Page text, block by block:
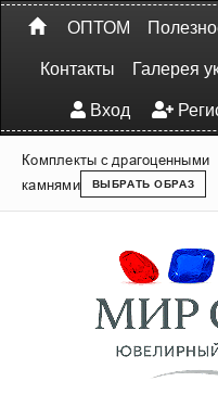
ОПТОМ
Контакты
Галерея
Вход
Комплекты с драгоценными
камнями
ВЫБРАТЬ ОБРАЗ